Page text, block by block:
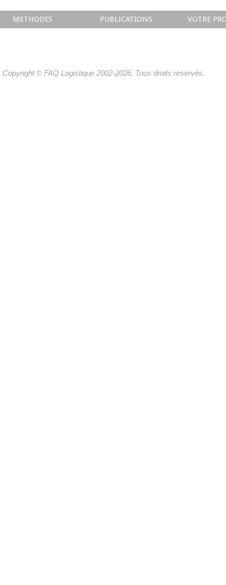
METHODES PUBLICATIONS VOTRE
Copyright © FAQ Logistique 2002-2026. Tous droits réservés.